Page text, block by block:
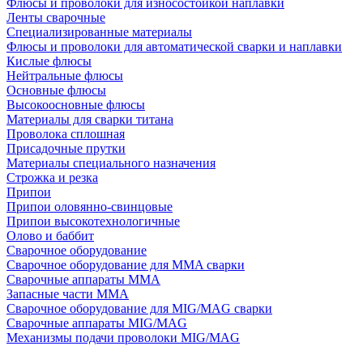
Флюсы и проволоки для износостойкой наплавки
Ленты сварочные
Специализированные материалы
Флюсы и проволоки для автоматической сварки и наплавки
Кислые флюсы
Нейтральные флюсы
Основные флюсы
Высокоосновные флюсы
Материалы для сварки титана
Проволока сплошная
Присадочные прутки
Материалы специального назначения
Строжка и резка
Припои
Припои оловянно-свинцовые
Припои высокотехнологичные
Олово и баббит
Сварочное оборудование
Сварочное оборудование для MMA сварки
Сварочные аппараты MMA
Запасные части MMA
Сварочное оборудование для MIG/MAG сварки
Сварочные аппараты MIG/MAG
Механизмы подачи проволоки MIG/MAG